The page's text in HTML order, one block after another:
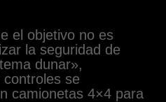
el objetivo no es
la seguridad de
dunar»,
se
camionetas 4×4 para